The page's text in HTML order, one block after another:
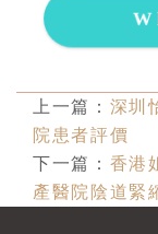
上一篇： 深圳
院患者評價
下一篇： 香港
產醫院陰道緊